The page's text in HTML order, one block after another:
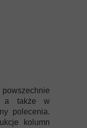
a także w
polecenia.
kolumn